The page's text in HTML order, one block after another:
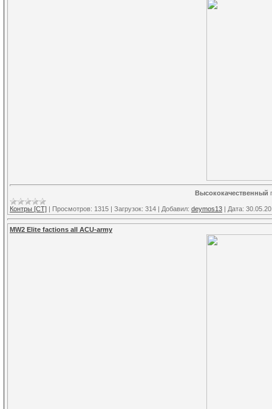
Высококачественный
Контры [CT] | Просмотров: 1315 | Загрузок: 314 | Добавил: deymos13 | Дата:
MW2 Elite factions all ACU-army